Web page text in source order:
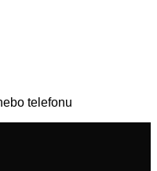
telefonu